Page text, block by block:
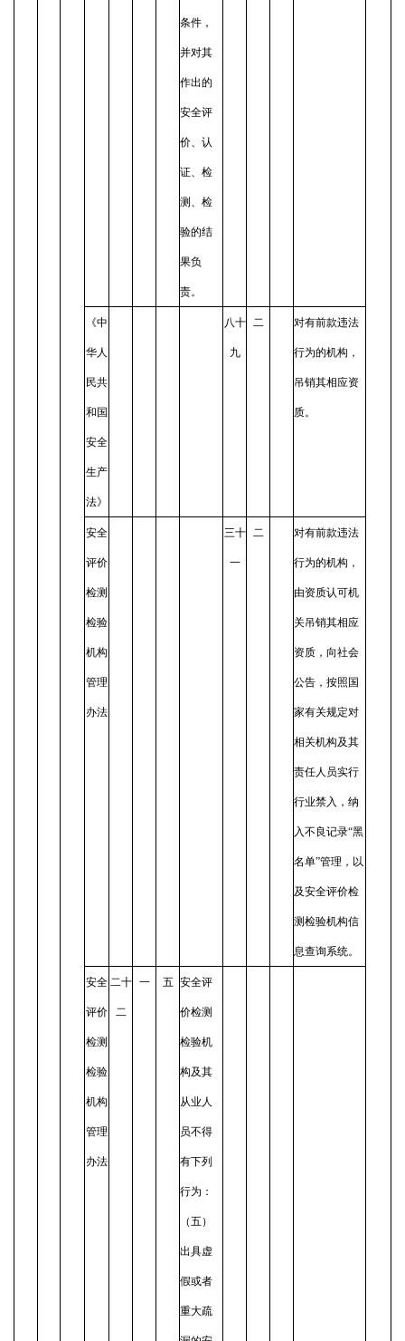
条件，
并对其
作出的
安全评
价、认
证、检
测、检
验的结
果负
责。
《中
华人
民共
和国
安全
生产
法》
八十
九
二 对有前款违法
行为的机构，
吊销其相应资
质。
安全
评价
检测
检验
机构
管理
办法
三十
一
二 对有前款违法
行为的机构，
由资质认可机
关吊销其相应
资质，向社会
公告，按照国
家有关规定对
相关机构及其
责任人员实行
行业禁入，纳
入不良记录“黑
名单”管理，以
及安全评价检
测检验机构信
息查询系统。
安全
评价
检测
检验
机构
管理
办法
二十
二
一 五 安全评
价检测
检验机
构及其
从业人
员不得
有下列
行为：
（五）
出具虚
假或者
重大疏